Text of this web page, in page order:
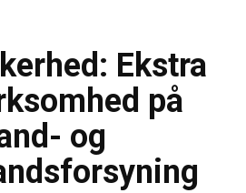
Ekstra
på
og